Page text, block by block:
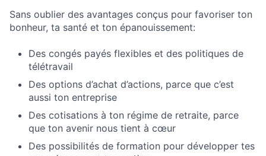
Sans oublier des avantages conçus pour favoriser ton
bonheur, ta santé et ton épanouissement:
Des congés payés flexibles et des politiques de
télétravail
Des options d’achat d’actions, parce que c’est
aussi ton entreprise
Des cotisations à ton régime de retraite, parce
que ton avenir nous tient à cœur
Des possibilités de formation pour développer tes